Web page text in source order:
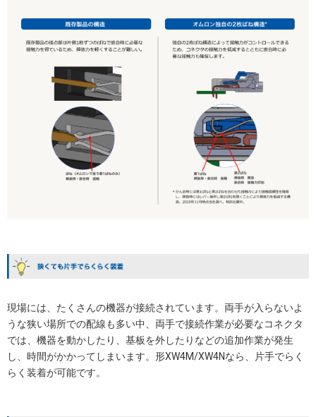
現場には、たくさんの機器が接続されています。両手が入らないよ
うな狭い場所での配線も多い中、両手で接続作業が必要なコネクタ
では、機器を動かしたり、基板を外したりなどの追加作業が発生
し、時間がかかってしまいます。形XW4M/XW4Nなら、片手でらく
らく装着が可能です。